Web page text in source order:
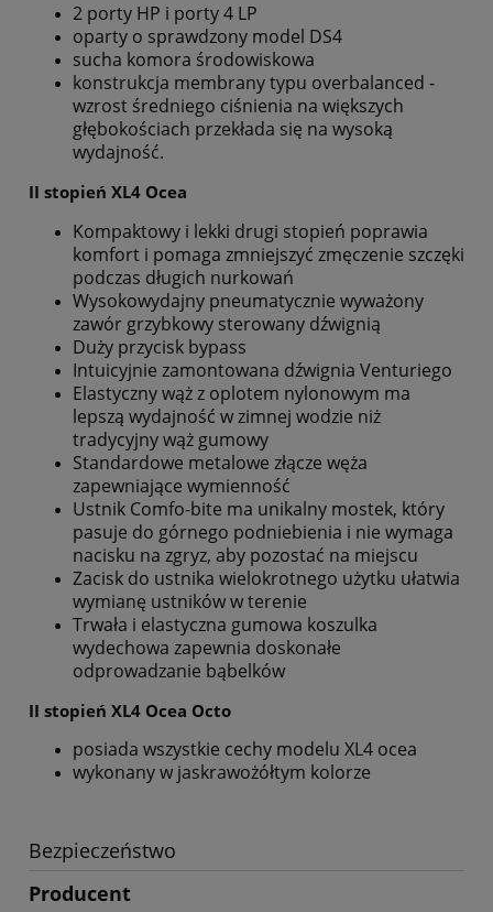
2 porty HP i porty 4 LP
oparty o sprawdzony model DS4
sucha komora środowiskowa
konstrukcja membrany typu overbalanced -
wzrost średniego ciśnienia na większych
głębokościach przekłada się na wysoką
wydajność.
II stopień XL4 Ocea
Kompaktowy i lekki drugi stopień poprawia
komfort i pomaga zmniejszyć zmęczenie szczęki
podczas długich nurkowań
Wysokowydajny pneumatycznie wyważony
zawór grzybkowy sterowany dźwignią
Duży przycisk bypass
Intuicyjnie zamontowana dźwignia Venturiego
Elastyczny wąż z oplotem nylonowym ma
lepszą wydajność w zimnej wodzie niż
tradycyjny wąż gumowy
Standardowe metalowe złącze węża
zapewniające wymienność
Ustnik Comfo-bite ma unikalny mostek, który
pasuje do górnego podniebienia i nie wymaga
nacisku na zgryz, aby pozostać na miejscu
Zacisk do ustnika wielokrotnego użytku ułatwia
wymianę ustników w terenie
Trwała i elastyczna gumowa koszulka
wydechowa zapewnia doskonałe
odprowadzanie bąbelków
II stopień XL4 Ocea Octo
posiada wszystkie cechy modelu XL4 ocea
wykonany w jaskrawożółtym kolorze
Bezpieczeństwo
Producent